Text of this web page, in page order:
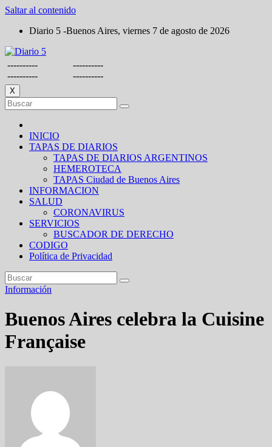
Saltar al contenido
Diario 5 -Buenos Aires, viernes 7 de agosto de 2026
----------
----------
----------
----------
X
INICIO
TAPAS DE DIARIOS
TAPAS DE DIARIOS ARGENTINOS
HEMEROTECA
TAPAS Ciudad de Buenos Aires
INFORMACION
SALUD
CORONAVIRUS
SERVICIOS
BUSCADOR DE DERECHO
CODIGO
Política de Privacidad
Información
Buenos Aires celebra la Cuisine
Française